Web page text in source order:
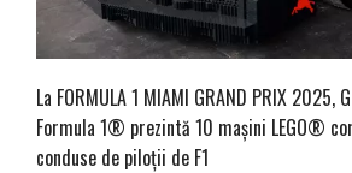
La FORMULA 1 MIAMI GRAND PRIX 2025,
Formula 1® prezintă 10 mașini LEGO®
conduse de piloții de F1